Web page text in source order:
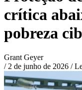
crítica
pobreza
Grant Geyer
/ 2 de junho de 2026 /